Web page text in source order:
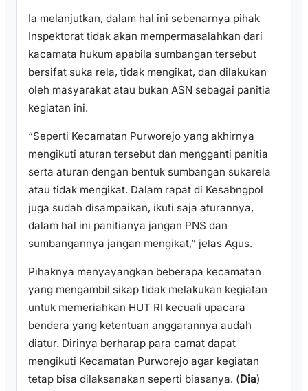
Ia melanjutkan, dalam hal ini sebenarnya pihak
Inspektorat tidak akan mempermasalahkan dari
kacamata hukum apabila sumbangan tersebut
bersifat suka rela, tidak mengikat, dan dilakukan
oleh masyarakat atau bukan ASN sebagai panitia
kegiatan ini.
“Seperti Kecamatan Purworejo yang akhirnya
mengikuti aturan tersebut dan mengganti panitia
serta aturan dengan bentuk sumbangan sukarela
atau tidak mengikat. Dalam rapat di Kesabngpol
juga sudah disampaikan, ikuti saja aturannya,
dalam hal ini panitianya jangan PNS dan
sumbangannya jangan mengikat,” jelas Agus.
Pihaknya menyayangkan beberapa kecamatan
yang mengambil sikap tidak melakukan kegiatan
untuk memeriahkan HUT RI kecuali upacara
bendera yang ketentuan anggarannya audah
diatur. Dirinya berharap para camat dapat
mengikuti Kecamatan Purworejo agar kegiatan
tetap bisa dilaksanakan seperti biasanya. (Dia)